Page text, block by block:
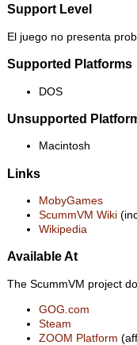
Support Level
El juego no presenta
Supported Platforms
DOS
Unsupported
Macintosh
Links
MobyGames
ScummVM Wiki
Wikipedia
Available At
The ScummVM project
GOG.com
Steam
ZOOM Platform